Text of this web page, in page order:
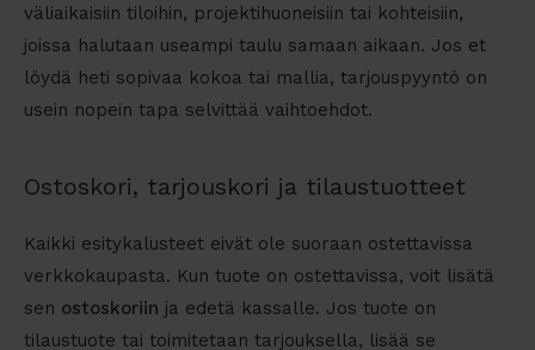
väliaikaisiin tiloihin, projektihuoneisiin tai kohteisiin,
joissa halutaan useampi taulu samaan aikaan. Jos et
löydä heti sopivaa kokoa tai mallia, tarjouspyyntö on
usein nopein tapa selvittää vaihtoehdot.
Ostoskori, tarjouskori ja tilaustuotteet
Kaikki esitykalusteet eivät ole suoraan ostettavissa
verkkokaupasta. Kun tuote on ostettavissa, voit lisätä
sen ostoskoriin ja edetä kassalle. Jos tuote on
tilaustuote tai toimitetaan tarjouksella, lisää se